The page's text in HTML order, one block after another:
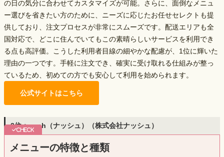
の日の気分に合わせてカスタマイズが可能。さらに、面倒なメニュ
ー選びを省きたい方のために、ニーズに応じたお任せセレクトも提
供しており、注文プロセスが非常にスムーズです。配送エリアも全
国対応で、どこに住んでいてもこの素晴らしいサービスを利用でき
る点も高評価。こうした利用者目線の細やかな配慮が、1位に輝いた
理由の一つです。手軽に注文でき、確実に受け取れる仕組みが整っ
ているため、初めての方でも安心して利用を始められます。
公式サイトはこちら
2位：nosh（ナッシュ）（株式会社ナッシュ）
メニューの特徴と種類